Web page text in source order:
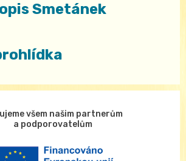
Smetánek
všem našim partnerům
a podporovatelům